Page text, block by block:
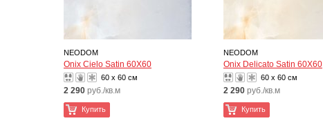
NEODOM
Onix Cielo Satin 60X60
60 x 60 см
2 290 руб./кв.м
Купить
NEODOM
Onix Delicato Satin 60X60
60 x 60 см
2 290 руб./кв.м
Купить